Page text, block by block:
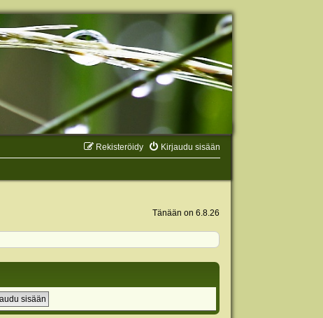
Kirjaudu sisään
Rekisteröidy
Tänään on 6.8.26